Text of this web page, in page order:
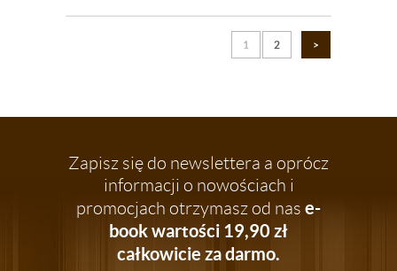
1 2 >
Zapisz się do newslettera a oprócz
informacji o nowościach i
promocjach otrzymasz od nas e-
book wartości 19,90 zł
całkowicie za darmo.